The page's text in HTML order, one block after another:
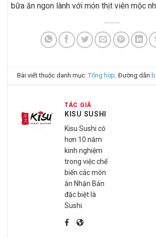
bữa ăn ngon lành với món thịt viên mộc
Bài viết thuộc danh mục:Tổng hợp . Đường dẫn
TÁC GIẢ
KISU SUSHI
Kisu Sushi có
hơn 10 năm
kinh nghiệm
trong việc chế
biến các món
ăn Nhận Bản
đặc biệt là
Sushi.